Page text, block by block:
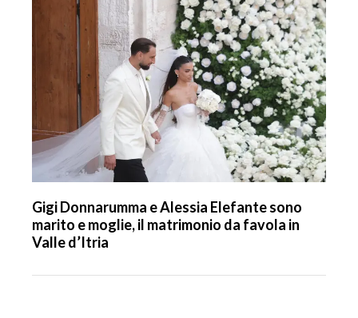
Gigi Donnarumma e Alessia Elefante sono
marito e moglie, il matrimonio da favola in
Valle d’Itria